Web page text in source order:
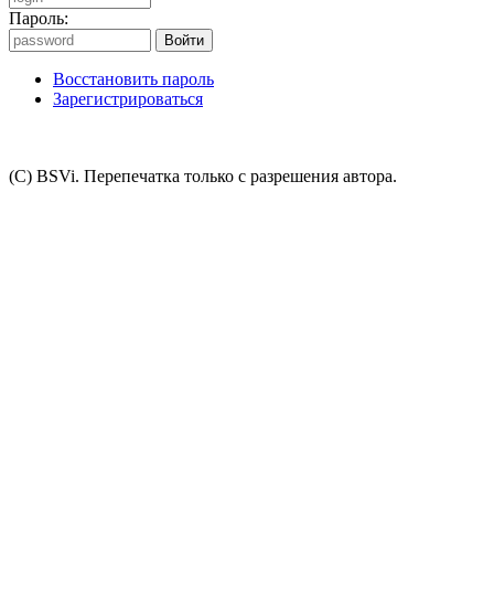
Пароль:
Восстановить пароль
Зарегистрироваться
(C) BSVi. Перепечатка только с разрешения автора.